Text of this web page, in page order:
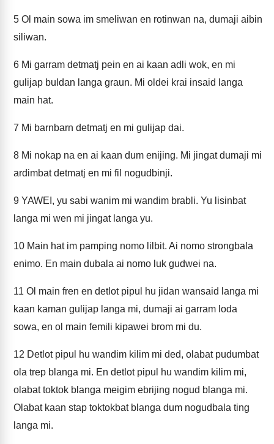
5 Ol main sowa im smeliwan en rotinwan na, dumaji aibin
siliwan.
6 Mi garram detmatj pein en ai kaan adli wok, en mi
gulijap buldan langa graun. Mi oldei krai insaid langa
main hat.
7 Mi barnbarn detmatj en mi gulijap dai.
8 Mi nokap na en ai kaan dum enijing. Mi jingat dumaji mi
ardimbat detmatj en mi fil nogudbinji.
9 YAWEI, yu sabi wanim mi wandim brabli. Yu lisinbat
langa mi wen mi jingat langa yu.
10 Main hat im pamping nomo lilbit. Ai nomo strongbala
enimo. En main dubala ai nomo luk gudwei na.
11 Ol main fren en detlot pipul hu jidan wansaid langa mi
kaan kaman gulijap langa mi, dumaji ai garram loda
sowa, en ol main femili kipawei brom mi du.
12 Detlot pipul hu wandim kilim mi ded, olabat pudumbat
ola trep blanga mi. En detlot pipul hu wandim kilim mi,
olabat toktok blanga meigim ebrijing nogud blanga mi.
Olabat kaan stap toktokbat blanga dum nogudbala ting
langa mi.